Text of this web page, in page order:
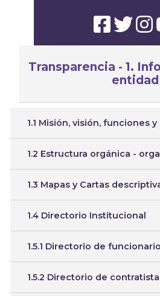
Transparencia - 1.
entidad
1.1 Misión, visión, funciones
1.2 Estructura orgánica -
1.3 Mapas y Cartas
1.4 Directorio Institucional
1.5.1 Directorio de
1.5.2 Directorio de